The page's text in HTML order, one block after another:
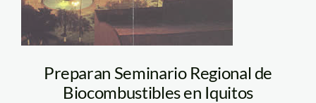
Preparan Seminario Regional de
Biocombustibles en Iquitos